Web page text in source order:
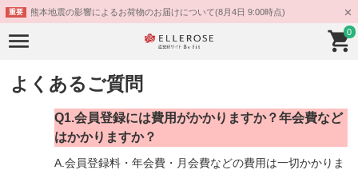
重要 熊本地震の影響によるお荷物のお届けについて(8月4日 9:00時点)
0
よくあるご質問
Q1.会員登録には費用がかかりますか？年会費など
はかかりますか？
A.会員登録料・年会費・月会費などの費用は一切かかりま